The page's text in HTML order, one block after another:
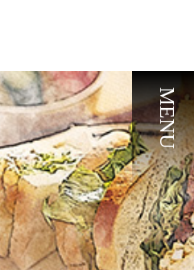
MENU